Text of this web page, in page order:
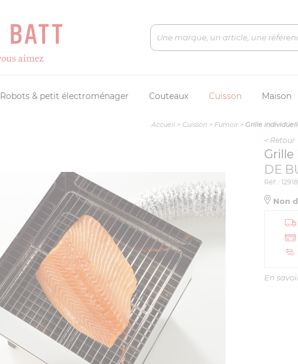
Robots & petit électroménager Couteaux Cuisson Maison
Accueil > Cuisson > Fumoir> Grille
< Retour
Grille
DE
Réf. :
Non
En